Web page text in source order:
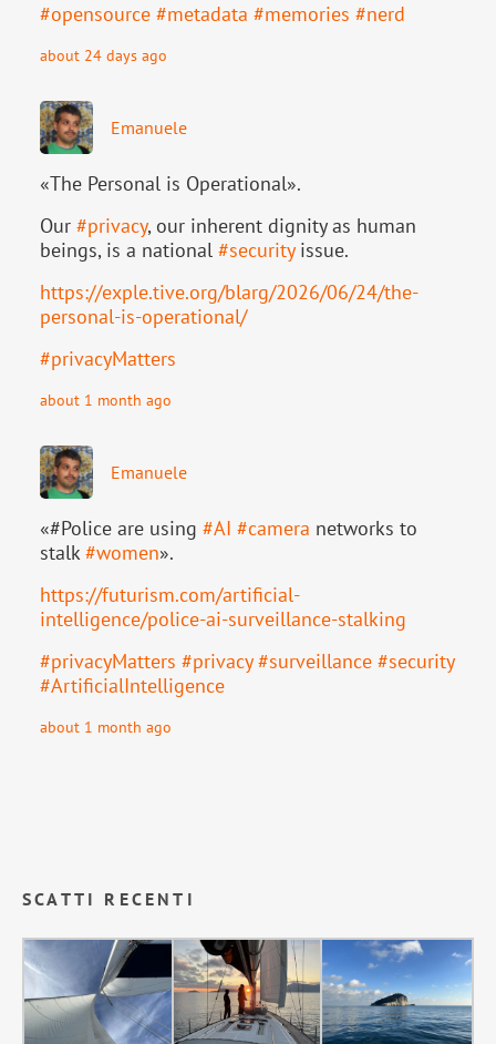
#opensource #metadata #memories #nerd
about 24 days ago
Emanuele
«The Personal is Operational».
Our #privacy, our inherent dignity as human
beings, is a national #securityissue.
https://exple.tive.org/blarg/2026/06/24/the-
personal-is-operational/
#privacyMatters
about 1 month ago
Emanuele
«#Police are using #AI #camera networks to
stalk#women».
https://futurism.com/artificial-
intelligence/police-ai-surveillance-stalking
#privacyMatters #privacy #surveillance #security
#ArtificialIntelligence
about 1 month ago
SCATTI RECENTI